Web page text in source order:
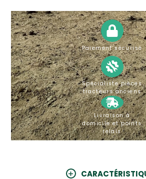
Paiement sécurisé
Spécialiste pièces
tracteurs anciens
Livraison à
domicile et points
relais